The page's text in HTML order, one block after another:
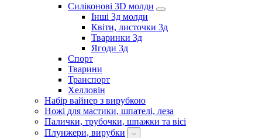
Силіконові 3D молди
Інші 3д молди
Квіти, листочки 3д
Тваринки 3д
Ягоди 3д
Спорт
Тварини
Транспорт
Хелловін
Набір вайнер з вирубкою
Ножі для мастики, шпателі, леза
Палички, трубочки, шпажки та вісі
Плунжери, вирубки